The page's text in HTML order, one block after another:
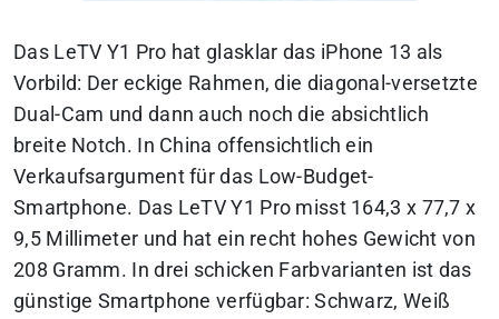
Das LeTV Y1 Pro hat glasklar das iPhone 13 als
Vorbild: Der eckige Rahmen, die diagonal-versetzte
Dual-Cam und dann auch noch die absichtlich
breite Notch. In China offensichtlich ein
Verkaufsargument für das Low-Budget-
Smartphone. Das LeTV Y1 Pro misst 164,3 x 77,7 x
9,5 Millimeter und hat ein recht hohes Gewicht von
208 Gramm. In drei schicken Farbvarianten ist das
günstige Smartphone verfügbar: Schwarz, Weiß